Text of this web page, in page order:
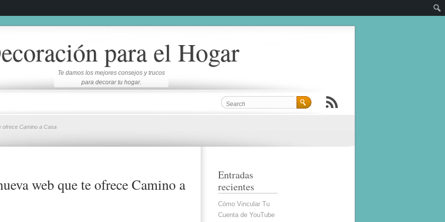
para el Hogar
Te damos los mejores consejos y trucos
para decorar tu hogar.
ofrece Camino a Casa
web que te ofrece Camino a
Entradas
recientes
Cómo Vincular Tu
Cuenta de YouTube